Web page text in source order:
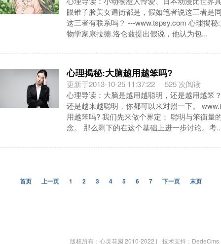
眼锥子脸美女遍街都是，假如笔者说这三者是
这三者有联系吗？ ---www.tspsy.com 心理揭
物学家康拉德.洛仑兹提出假说，他认为包...
心理揭秘:大脑越用越笨吗?
更新于2013-10-25 11:37:22
525 次阅读
心理导读：大脑是越用越聪明，还是越用越笨
还是越来越聪明，你都可以来对照一下。
用越笨吗? 我们先来做个界定： 聪明与笨衡量
念。 那么剩下的在这个基础上进一步讨论。考
首页 上一页 1 2 3 4 5 6 7 下一页 末页
版权所有：心灵花园 2010-2022 | 技术支持：DedeCms